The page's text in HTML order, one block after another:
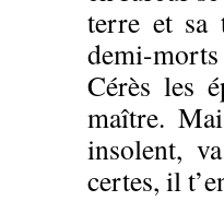
terre et sa
demi-morts
Cérès les
maître.
insolent,
certes, il